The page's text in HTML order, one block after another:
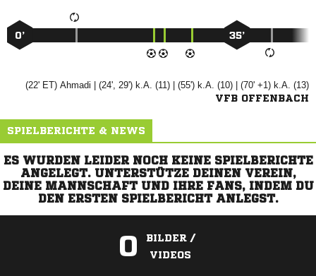
0’ 35’
(22' ET)  | (24', 29') k.A. (11) | (55') k.A. (10) | (70' +1) k.A. (13)
VFB OFFENBACH
SPIELBERICHTE & NEWS
ES WURDEN LEIDER NOCH KEINE SPIELBERICHTE
ANGELEGT. UNTERSTÜTZE DEINEN VEREIN,
DEINE MANNSCHAFT UND IHRE FANS, INDEM DU
DEN ERSTEN SPIELBERICHT ANLEGST.
0
BILDER /
VIDEOS